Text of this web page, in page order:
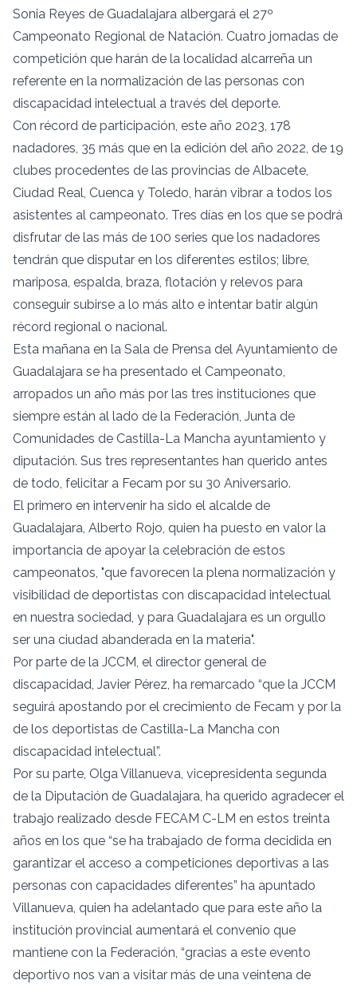
Sonia Reyes de Guadalajara albergará el 27º
Campeonato Regional de Natación. Cuatro jornadas de
competición que harán de la localidad alcarreña un
referente en la normalización de las personas con
discapacidad intelectual a través del deporte.
Con récord de participación, este año 2023, 178
nadadores, 35 más que en la edición del año 2022, de 19
clubes procedentes de las provincias de Albacete,
Ciudad Real, Cuenca y Toledo, harán vibrar a todos los
asistentes al campeonato. Tres días en los que se podrá
disfrutar de las más de 100 series que los nadadores
tendrán que disputar en los diferentes estilos; libre,
mariposa, espalda, braza, flotación y relevos para
conseguir subirse a lo más alto e intentar batir algún
récord regional o nacional.
Esta mañana en la Sala de Prensa del Ayuntamiento de
Guadalajara se ha presentado el Campeonato,
arropados un año más por las tres instituciones que
siempre están al lado de la Federación, Junta de
Comunidades de Castilla-La Mancha ayuntamiento y
diputación. Sus tres representantes han querido antes
de todo, felicitar a Fecam por su 30 Aniversario.
El primero en intervenir ha sido el alcalde de
Guadalajara, Alberto Rojo, quien ha puesto en valor la
importancia de apoyar la celebración de estos
campeonatos, "que favorecen la plena normalización y
visibilidad de deportistas con discapacidad intelectual
en nuestra sociedad, y para Guadalajara es un orgullo
ser una ciudad abanderada en la materia".
Por parte de la JCCM, el director general de
discapacidad, Javier Pérez, ha remarcado “que la JCCM
seguirá apostando por el crecimiento de Fecam y por la
de los deportistas de Castilla-La Mancha con
discapacidad intelectual”.
Por su parte, Olga Villanueva, vicepresidenta segunda
de la Diputación de Guadalajara, ha querido agradecer el
trabajo realizado desde FECAM C-LM en estos treinta
años en los que “se ha trabajado de forma decidida en
garantizar el acceso a competiciones deportivas a las
personas con capacidades diferentes” ha apuntado
Villanueva, quien ha adelantado que para este año la
institución provincial aumentará el convenio que
mantiene con la Federación, “gracias a este evento
deportivo nos van a visitar más de una veintena de